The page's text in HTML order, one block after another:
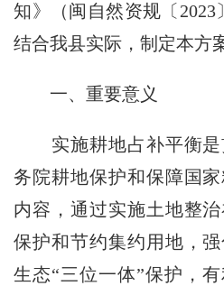
知》（闽自然资规〔2023
结合我县实际，制定本方
一、重要意义
实施耕地占补平衡是
务院耕地保护和保障国
内容，通过实施土地整
保护和节约集约用地，
生态“三位一体”保护，